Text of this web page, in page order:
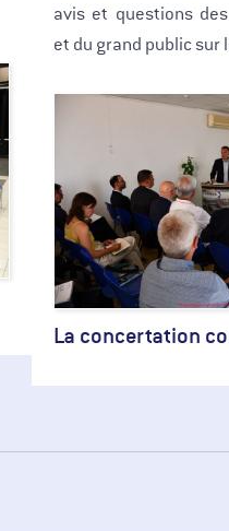
avis et questions
et du grand public sur
La concertation